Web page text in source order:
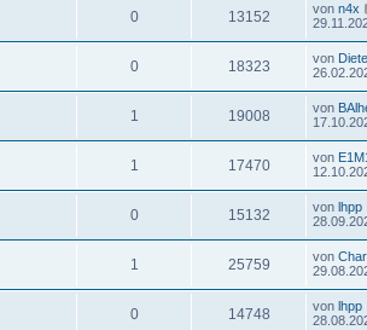
0 13152 von n4x
0 18323 von
1 19008 von
1 17470 von
0 15132 von lhpp
1 25759 von
0 14748 von lhpp